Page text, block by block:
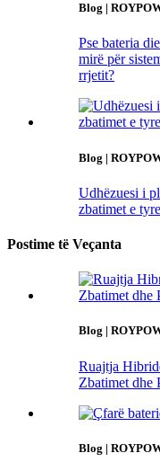
Blog |
Pse bateria
mirë për
rrjetit?
Blog |
Udhëzuesi i
zbatimet e tyre
Postime të Veçanta
Blog |
Ruajtja
Zbatimet dhe
Blog |